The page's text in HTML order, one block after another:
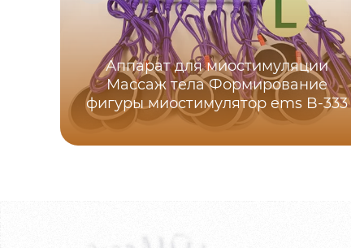
Аппарат для миостимуляции
Массаж тела Формирование
фигуры миостимулятор ems B-333